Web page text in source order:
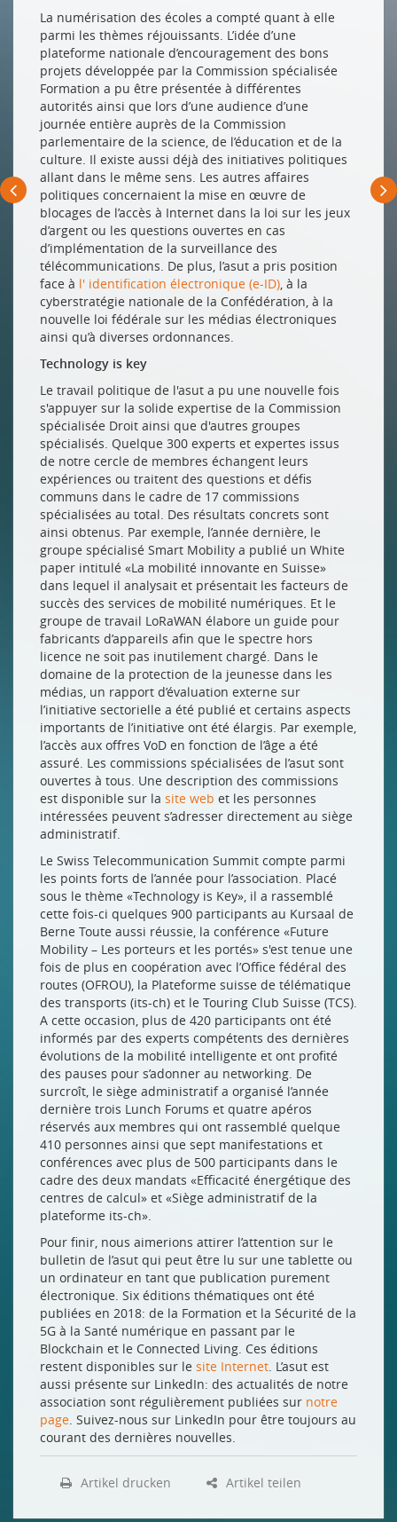
La numérisation des écoles a compté quant à elle
parmi les thèmes réjouissants. L’idée d’une
plateforme nationale d’encouragement des bons
projets développée par la Commission spécialisée
Formation a pu être présentée à différentes
autorités ainsi que lors d’une audience d’une
journée entière auprès de la Commission
parlementaire de la science, de l’éducation et de la
culture. Il existe aussi déjà des initiatives politiques
allant dans le même sens. Les autres affaires
politiques concernaient la mise en œuvre de
blocages de l’accès à Internet dans la loi sur les jeux
d’argent ou les questions ouvertes en cas
d’implémentation de la surveillance des
télécommunications. De plus, l’asut a pris position
face à l' identification électronique (e-ID), à la
cyberstratégie nationale de la Confédération, à la
nouvelle loi fédérale sur les médias électroniques
ainsi qu’à diverses ordonnances.
Technology is key
Le travail politique de l'asut a pu une nouvelle fois
s'appuyer sur la solide expertise de la Commission
spécialisée Droit ainsi que d'autres groupes
spécialisés. Quelque 300 experts et expertes issus
de notre cercle de membres échangent leurs
expériences ou traitent des questions et défis
communs dans le cadre de 17 commissions
spécialisées au total. Des résultats concrets sont
ainsi obtenus. Par exemple, l’année dernière, le
groupe spécialisé Smart Mobility a publié un White
paper intitulé «La mobilité innovante en Suisse»
dans lequel il analysait et présentait les facteurs de
succès des services de mobilité numériques. Et le
groupe de travail LoRaWAN élabore un guide pour
fabricants d’appareils afin que le spectre hors
licence ne soit pas inutilement chargé. Dans le
domaine de la protection de la jeunesse dans les
médias, un rapport d’évaluation externe sur
l’initiative sectorielle a été publié et certains aspects
importants de l’initiative ont été élargis. Par exemple,
l’accès aux offres VoD en fonction de l’âge a été
assuré. Les commissions spécialisées de l’asut sont
ouvertes à tous. Une description des commissions
est disponible sur la site web et les personnes
intéressées peuvent s’adresser directement au siège
administratif.
Le Swiss Telecommunication Summit compte parmi
les points forts de l’année pour l’association. Placé
sous le thème «Technology is Key», il a rassemblé
cette fois-ci quelques 900 participants au Kursaal de
Berne Toute aussi réussie, la conférence «Future
Mobility – Les porteurs et les portés» s'est tenue une
fois de plus en coopération avec l’Office fédéral des
routes (OFROU), la Plateforme suisse de télématique
des transports (its-ch) et le Touring Club Suisse (TCS).
A cette occasion, plus de 420 participants ont été
informés par des experts compétents des dernières
évolutions de la mobilité intelligente et ont profité
des pauses pour s’adonner au networking. De
surcroît, le siège administratif a organisé l’année
dernière trois Lunch Forums et quatre apéros
réservés aux membres qui ont rassemblé quelque
410 personnes ainsi que sept manifestations et
conférences avec plus de 500 participants dans le
cadre des deux mandats «Efficacité énergétique des
centres de calcul» et «Siège administratif de la
plateforme its-ch».
Pour finir, nous aimerions attirer l’attention sur le
bulletin de l’asut qui peut être lu sur une tablette ou
un ordinateur en tant que publication purement
électronique. Six éditions thématiques ont été
publiées en 2018: de la Formation et la Sécurité de la
5G à la Santé numérique en passant par le
Blockchain et le Connected Living. Ces éditions
restent disponibles sur le site Internet. L’asut est
aussi présente sur LinkedIn: des actualités de notre
association sont régulièrement publiées sur notre
page. Suivez-nous sur LinkedIn pour être toujours au
courant des dernières nouvelles.
Artikel drucken Artikel teilen